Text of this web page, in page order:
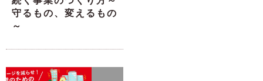
守るもの、変えるもの
～